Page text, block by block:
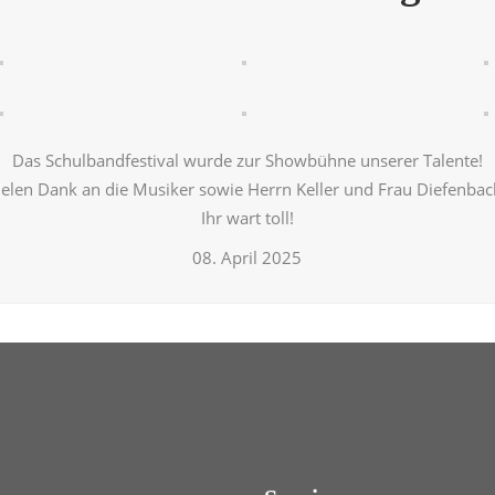
Das Schulbandfestival wurde zur Showbühne unserer Talente!
Dank an die Musiker sowie Herrn Keller und Frau
Ihr wart toll!
08. April 2025